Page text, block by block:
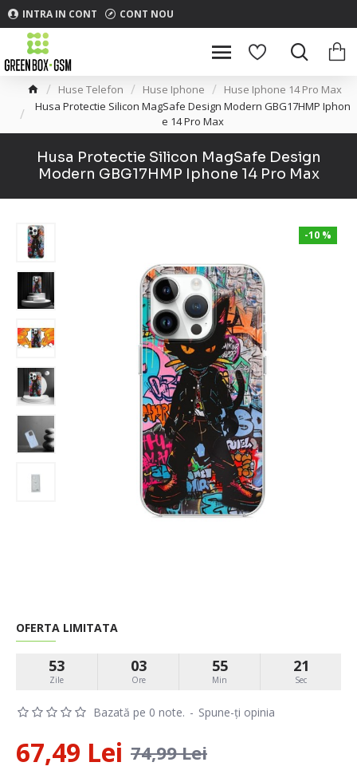
INTRA IN CONT CONT NOU
Huse Telefon Huse Iphone
Huse Iphone 14 Pro Max
Husa Protectie Silicon MagSafe Design Modern GBG17HMP Iphon
e 14 Pro Max
Husa Protectie Silicon MagSafe Design
Modern GBG17HMP Iphone 14 Pro Max
-10 %
Bazată pe 0 note. - Spune-ţi opinia
OFERTA LIMITATA
53
Zile
03
Ore
55
Min
21
Sec
67,49 Lei 74,99 Lei